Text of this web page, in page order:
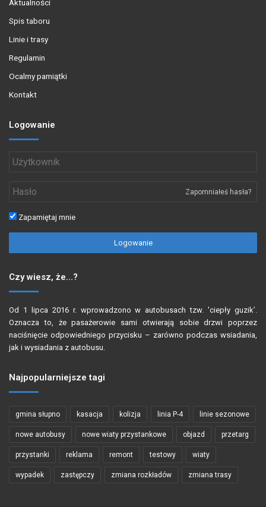
Aktualności
Spis taboru
Linie i trasy
Regulamin
Ocalmy pamiątki
Kontakt
Logowanie
Zapomniałeś hasła?
Zapamiętaj mnie
Logowanie
Czy wiesz, że…?
Od 1 lipca 2016 r. wprowadzono w autobusach tzw. 'ciepły guzik’.
Oznacza to, że pasażerowie sami otwierają sobie drzwi poprzez
naciśnięcie odpowiedniego przycisku – zarówno podczas wsiadania,
jak i wysiadania z autobusu.
Najpopularniejsze tagi
gmina słupno kasacja kolizja linia P-4 linie sezonowe
nowe autobusy nowe wiaty przystankowe objazd przetarg
przystanki reklama remont testowy wiaty
wypadek zastępczy zmiana rozkładów zmiana trasy